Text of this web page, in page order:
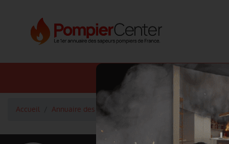
Annuaire SDIS
Accueil Annuaire des pompiers Lieutenant Hors Classe